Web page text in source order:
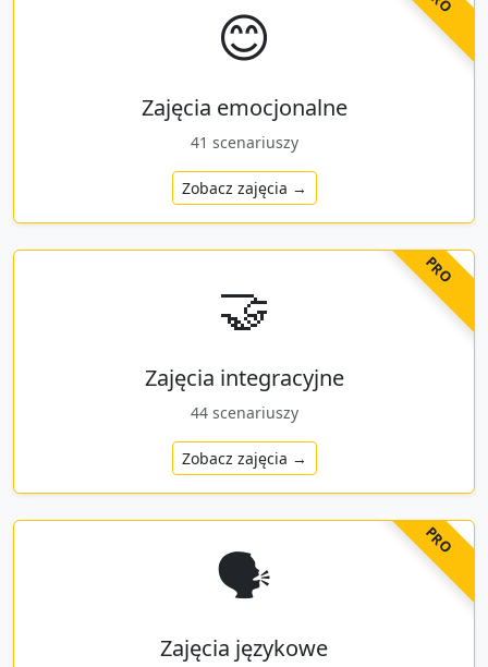
😊
Zajęcia emocjonalne
41 scenariuszy
Zobacz zajęcia →
PRO
🤝
Zajęcia integracyjne
44scenariuszy
Zobacz zajęcia →
PRO
🗣️
Zajęcia językowe